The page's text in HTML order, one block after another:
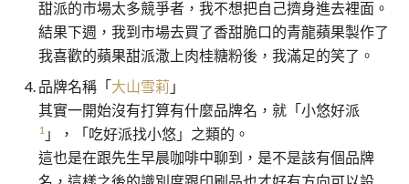
甜派的市場太多競爭者，我不想把自己擠身進去裡面。
結果下週，我到市場去買了香甜脆口的青龍蘋果製作了
我喜歡的蘋果甜派潵上肉桂糖粉後，我滿足的笑了。
品牌名稱「大山雪莉 」
其實一開始沒有打算有什麼品牌名，就「小悠好派
1」，「吃好派找小悠」之類的。
這也是在跟先生早晨咖啡中聊到，是不是該有個品牌